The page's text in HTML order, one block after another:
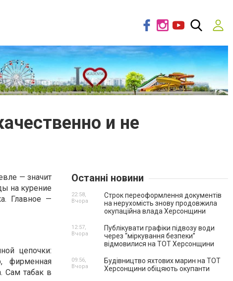
и не
— значит
на курение
Главное —
цепочки:
фирменная
Сам табак в
Останні новини
Строк переоформлення документів
на нерухомість знову продовжила
окупаційна влада Херсонщини
22:58,
Вчора
Публікувати графіки підвозу води
через “міркування безпеки”
відмовилися на ТОТ Херсонщини
12:57,
Вчора
Будівництво яхтових марин на ТОТ
Херсонщини обіцяють окупанти
09:56,
Вчора